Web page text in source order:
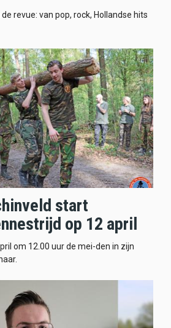
revue: van pop, rock, Hollandse hits
start
op 12 april
om 12.00 uur de mei-den in zijn